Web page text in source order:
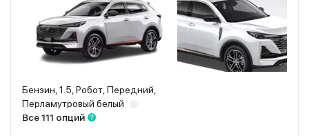
Бензин, 1.5, Робот, Передний,
Перламутровый белый
Все 111 опций